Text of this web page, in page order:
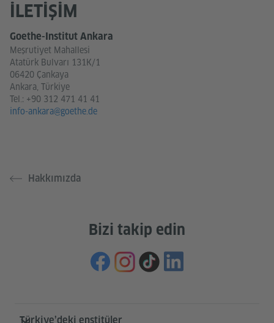
İLETIŞIM
Goethe-Institut Ankara
Meşrutiyet Mahallesi
Atatürk Bulvarı 131K/1
06420 Çankaya
Ankara, Türkiye
Tel.: +90 312 471 41 41
info-ankara@goethe.de
Hakkımızda
Bizi takip edin
Service- und Informationsbereich
Türkiye’deki enstitüler